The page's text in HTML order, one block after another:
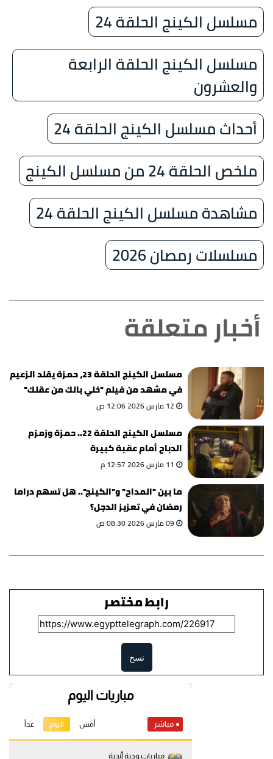
مسلسل الكينج الحلقة 24
مسلسل الكينج الحلقة الرابعة
والعشرون
أحداث مسلسل الكينج الحلقة 24
ملخص الحلقة 24 من مسلسل الكينج
مشاهدة مسلسل الكينج الحلقة 24
مسلسلات رمصان 2026
أخبار متعلقة
مسلسل الكينج الحلقة 23، حمزة يقلد الزعيم
في مشهد من فيلم "خلي بالك من عقلك"
12 مارس 2026 12:06 ص
مسلسل الكينج الحلقة 22.. حمزة وزمزم
الدباح أمام عقبة كبيرة
11 مارس 2026 12:57 م
ما بين "المداح" و"الكينج".. هل تسهم دراما
رمضان في تعزيز الدجل؟
09 مارس 2026 08:30 ص
رابط مختصر
نسخ